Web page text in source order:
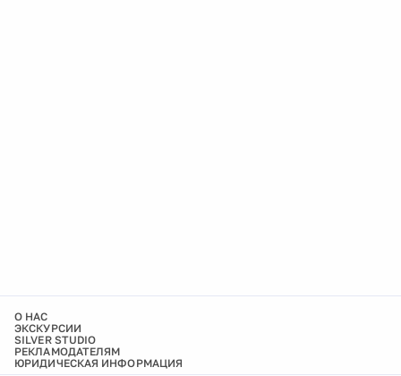
О НАС
ЭКСКУРСИИ
SILVER STUDIO
РЕКЛАМОДАТЕЛЯМ
ЮРИДИЧЕСКАЯ ИНФОРМАЦИЯ